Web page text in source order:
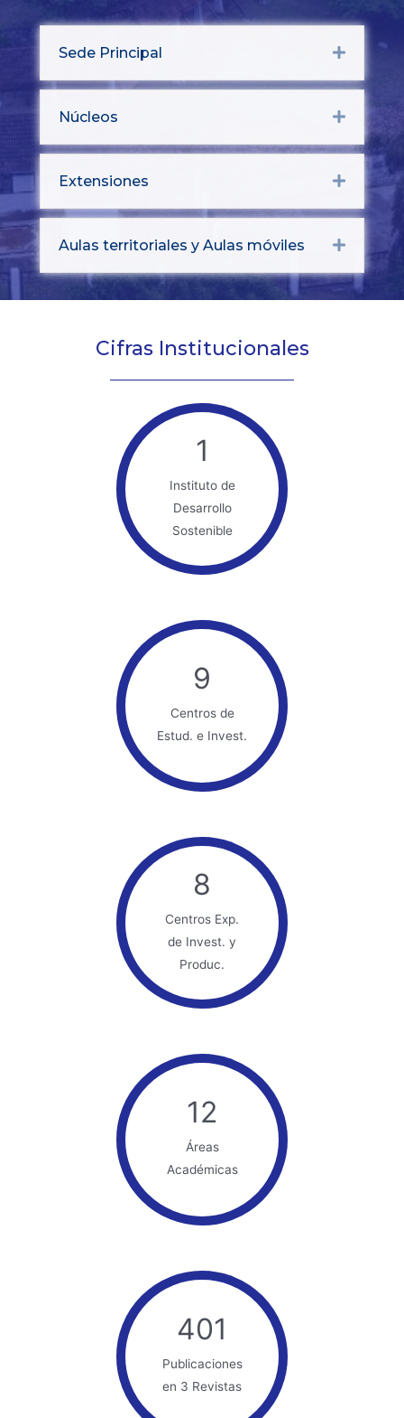
Sede Principal Expand
Núcleos Expand
Extensiones Expand
Aulas territoriales y Aulas móviles Expand
Cifras Institucionales
1
Instituto de
Desarrollo
Sostenible
9
Centros de
Estud. e Invest.
8
Centros Exp.
de Invest. y
Produc.
12
Áreas
Académicas
401
Publicaciones
en 3 Revistas